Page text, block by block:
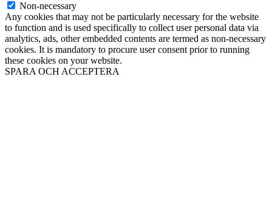
Non-necessary
Any cookies that may not be particularly necessary for the website
to function and is used specifically to collect user personal data via
analytics, ads, other embedded contents are termed as non-necessary
cookies. It is mandatory to procure user consent prior to running
these cookies on your website.
SPARA OCH ACCEPTERA